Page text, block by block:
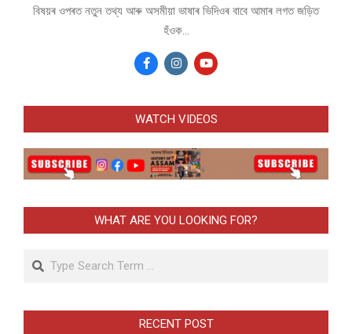
বিষয়ৰ ওপৰত নতুন তথ্য আৰু অসমীয়া ভাষাৰ ভিদিওৰ বাবে আমাৰ লগত জড়িত
হঁওক...
WATCH VIDEOS
WHAT ARE YOU LOOKING FOR?
RECENT POST